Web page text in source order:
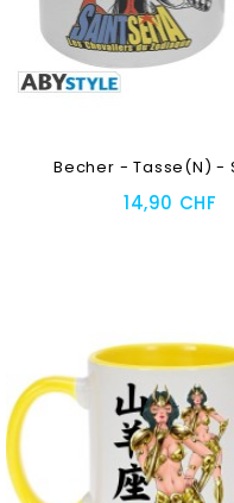
Becher - Tasse(n) -
14,90 CHF